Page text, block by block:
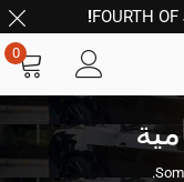
FOURTH
0